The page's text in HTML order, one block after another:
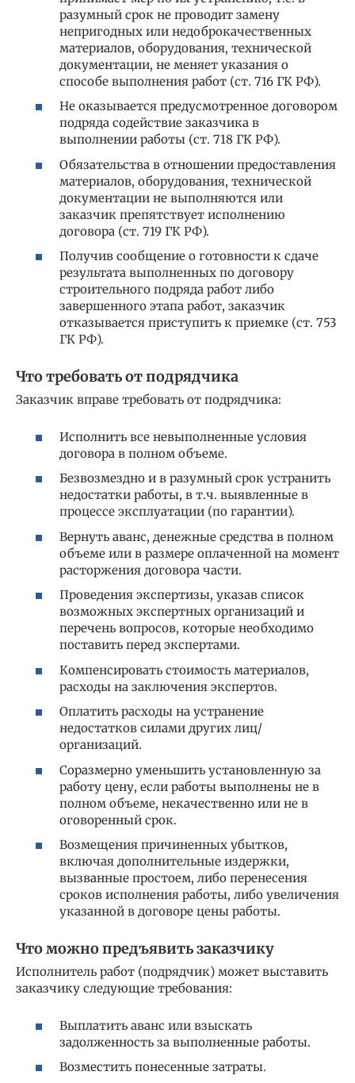
разумный срок не проводит замену
непригодных или недоброкачественных
материалов, оборудования, технической
документации, не меняет указания о
способе выполнения работ (ст. 716 ГК РФ).
Не оказывается предусмотренное договором
подряда содействие заказчика в
выполнении работы (ст. 718 ГК РФ).
Обязательства в отношении предоставления
материалов, оборудования, технической
документации не выполняются или
заказчик препятствует исполнению
договора (ст. 719 ГК РФ).
Получив сообщение о готовности к сдаче
результата выполненных по договору
строительного подряда работ либо
завершенного этапа работ, заказчик
отказывается приступить к приемке (ст. 753
ГК РФ).
Что требовать от подрядчика
Заказчик вправе требовать от подрядчика:
Исполнить все невыполненные условия
договора в полном объеме.
Безвозмездно и в разумный срок устранить
недостатки работы, в т.ч. выявленные в
процессе эксплуатации (по гарантии).
Вернуть аванс, денежные средства в полном
объеме или в размере оплаченной на момент
расторжения договора части.
Проведения экспертизы, указав список
возможных экспертных организаций и
перечень вопросов, которые необходимо
поставить перед экспертами.
Компенсировать стоимость материалов,
расходы на заключения экспертов.
Оплатить расходы на устранение
недостатков силами других лиц/
организаций.
Соразмерно уменьшить установленную за
работу цену, если работы выполнены не в
полном объеме, некачественно или не в
оговоренный срок.
Возмещения причиненных убытков,
включая дополнительные издержки,
вызванные простоем, либо перенесения
сроков исполнения работы, либо увеличения
указанной в договоре цены работы.
Что можно предъявить заказчику
Исполнитель работ (подрядчик) может выставить
заказчику следующие требования:
Выплатить аванс или взыскать
задолженность за выполненные работы.
Возместить понесенные затраты.